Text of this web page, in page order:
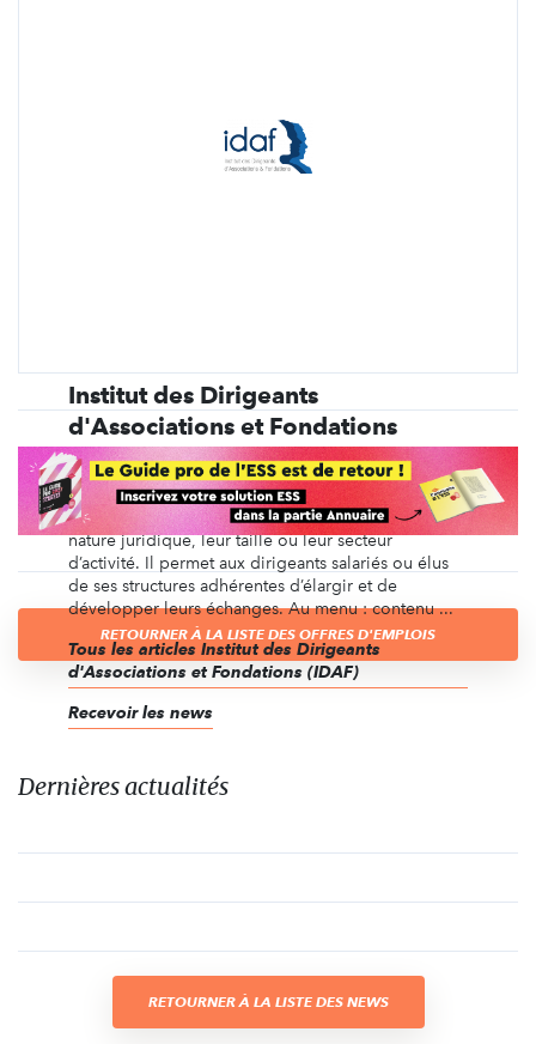
Institut des Dirigeants
d'Associations et Fondations
(IDAF)
L’IDAF rassemble des organismes du monde
associatif, sans but lucratif, quels que soient leur
nature juridique, leur taille ou leur secteur
d’activité. Il permet aux dirigeants salariés ou élus
de ses structures adhérentes d’élargir et de
développer leurs échanges. Au menu : contenu ...
Tous les articles Institut des Dirigeants
d'Associations et Fondations (IDAF)
Recevoir les news
RETOURNER À LA LISTE DES OFFRES D'EMPLOIS
Dernières actualités
RETOURNER À LA LISTE DES NEWS